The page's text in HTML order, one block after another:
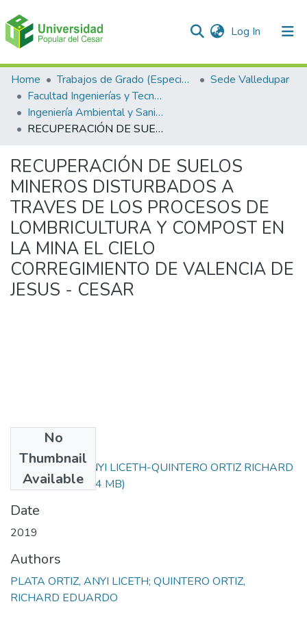
Log In (current)
Communities & Collections
All of DSpace
Statistics
Home Trabajos de Grado (Especializaciones y Pregrados)
Sede Valledupar
Facultad Ingenierías y Tecnologías
Ingeniería Ambiental y Sanitaria.
RECUPERACIÓN DE SUELOS MINEROS DISTURBADOS A TRAVES DE LOS PROCESOS DE LOMBRICULTURA Y COMPOST EN LA MINA EL CIELO CORREGIMIENTO DE VALENCIA DE JESUS - CESAR
RECUPERACIÓN DE SUELOS
MINEROS DISTURBADOS A
TRAVES DE LOS PROCESOS DE
LOMBRICULTURA Y COMPOST EN
LA MINA EL CIELO
CORREGIMIENTO DE VALENCIA DE
JESUS - CESAR
No
Thumbnail
Available
PLATA ORTIZ ANYI LICETH-QUINTERO ORTIZ RICHARD
EDUARDO.pdf(5.4 MB)
Date
2019
Authors
PLATA ORTIZ, ANYI LICETH; QUINTERO ORTIZ,
RICHARD EDUARDO